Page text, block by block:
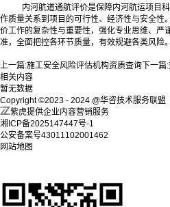
内河航道通航评价是保障内河航运项目
作质量关系到项目的可行性、经济性与安全性
价工作的复杂性与重要性，强化专业思维、严
准，全面把控各环节质量，有效规避各类风险。
上一篇:施工安全风险评估机构资质查询下一篇:
相关内容
暂无数据
Copyright ©2023 - 2024 @华咨技术服务联盟
紫虎提供企业内容营销服务
湘ICP备2025147447号-1
公安备案号43011102001462
网站地图